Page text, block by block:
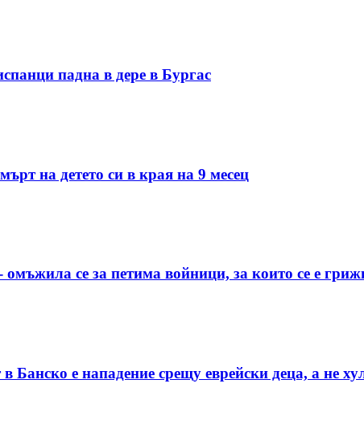
падна в дере в Бургас
на детето си в края на 9 месец
се за петима войници, за които се е
е нападение срещу еврейски деца, а не